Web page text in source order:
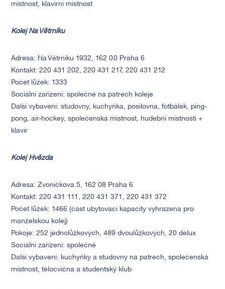
místnost, klavírní místnost
Kolej Na Větrníku
Adresa: Na Větrníku 1932, 162 00 Praha 6
Kontakt: 220 431 202, 220 431 217, 220 431 212
Počet lůžek: 1333
Sociální zařízení: společné na patrech koleje
Další vybavení: studovny, kuchyňka, posilovna, fotbálek, ping-
pong, air-hockey, společenská místnost, hudební místnosti +
klavír
Kolej Hvězda
Adresa: Zvoníčkova 5, 162 08 Praha 6
Kontakt: 220 431 111, 220 431 371, 220 431 372
Počet lůžek: 1466 (část ubytovací kapacity vyhrazena pro
manželskou kolej)
Pokoje: 252 jednolůžkových, 489 dvoulůžkových, 20 delux
Sociální zařízení: společné
Další vybavení: kuchyňky a studovny na patrech, společenská
místnost, tělocvična a studentský klub